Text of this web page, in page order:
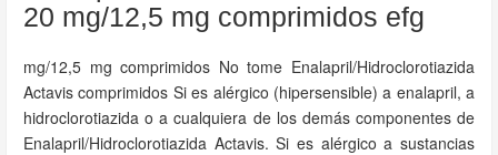
20 mg/12,5 mg comprimidos efg
mg/12,5 mg comprimidos No tome Enalapril/Hidroclorotiazida
Actavis comprimidos Si es alérgico (hipersensible) a enalapril, a
hidroclorotiazida o a cualquiera de los demás componentes de
Enalapril/Hidroclorotiazida Actavis. Si es alérgico a sustancias